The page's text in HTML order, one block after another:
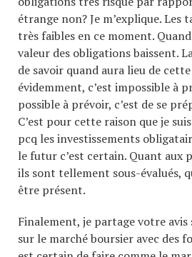
étrange non? Je m’explique. Les
très faibles en ce moment.
valeur des obligations baissent.
de savoir quand aura lieu de
évidemment, c’est impossible à
possible à prévoir, c’est de se
C’est pour cette raison que je
pcq les investissements
le futur c’est certain. Quant aux
ils sont tellement sous-évalués,
être présent.
Finalement, je partage votre
sur le marché boursier avec des